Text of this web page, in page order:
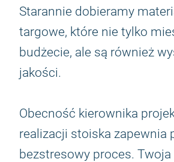
Starannie dobieramy
targowe, które nie tylko
budżecie, ale są również
jakości.
Obecność kierownika
realizacji stoiska zapewnia
bezstresowy proces.